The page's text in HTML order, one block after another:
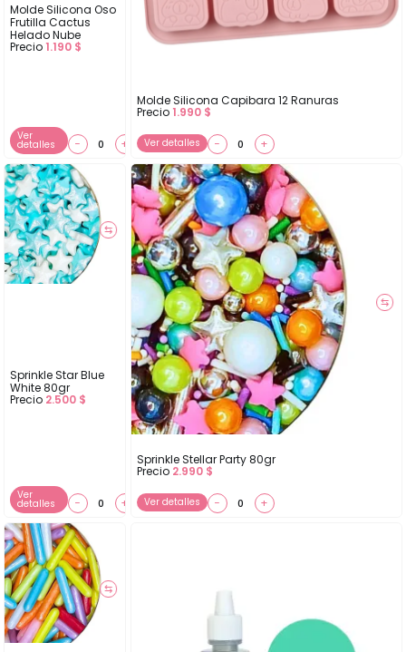
Molde Silicona Oso
Frutilla Cactus
Helado Nube
Precio 1.190 $
Ver
detalles − +
Molde Silicona Capibara 12 Ranuras
Precio 1.990 $
Ver detalles − +
⇆
Sprinkle Star Blue
White 80gr
Precio 2.500 $
Ver
detalles − +
⇆
Sprinkle Stellar Party 80gr
Precio 2.990 $
Ver detalles − +
⇆